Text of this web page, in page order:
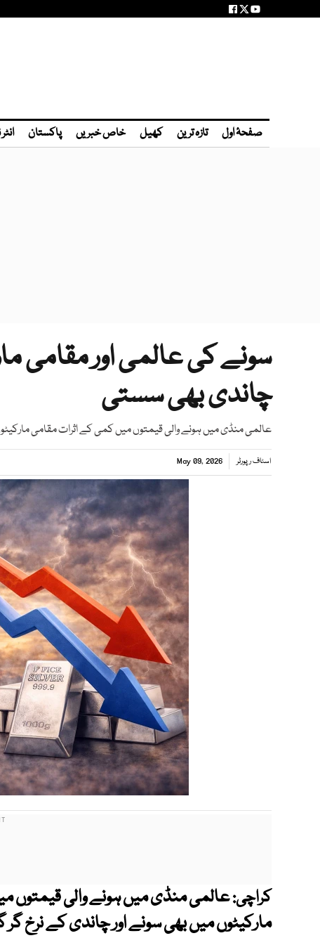
صفحۂ اول تازہ ترین کھیل خاص خبریں پاکستان
سونے کی عالمی اور مقامی
چاندی بھی سستی
عالمی منڈی میں ہونے والی قیمتوں میں کمی کے اثرات مقامی
اسٹاف رپورٹر May 09, 2026
کراچی:عالمی منڈی میں ہونے والی
مارکیٹوں میں بھی سونے اور چاندی کے نرخ